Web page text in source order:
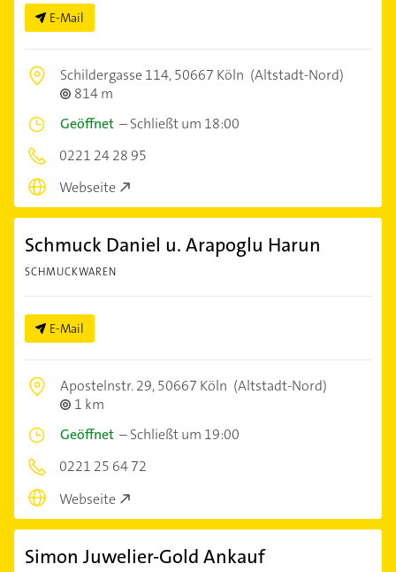
E-Mail
Schildergasse 114,50667 Köln (Altstadt-Nord)
814 m
Geöffnet –Schließt um 18:00
0221 24 28 95
Webseite
Schmuck Daniel u. Arapoglu Harun
SCHMUCKWAREN
E-Mail
Apostelnstr. 29,50667 Köln (Altstadt-Nord)
1 km
Geöffnet –Schließt um 19:00
0221 25 64 72
Webseite
Simon Juwelier-Gold Ankauf